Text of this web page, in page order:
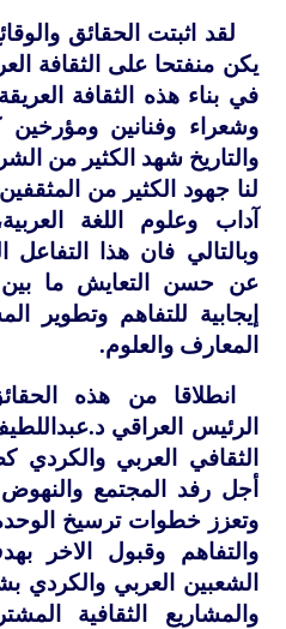
لقد اثبتت الحقائق
يكن منفتحا على الثقافة
في بناء هذه الثقافة
وشعراء وفنانين ومؤرخين
والتاريخ شهد الكثير من
لنا جهود الكثير من
آداب وعلوم اللغة
وبالتالي فان هذا التفاعل
عن حسن التعايش ما بين
إيجابية للتفاهم وتطوير
المعارف والعلوم.
انطلاقا من هذه
الرئيس العراقي
الثقافي العربي
أجل رفد المجتمع
وتعزز خطوات ترسيخ
والتفاهم وقبول الاخر
الشعبين العربي والكردي
والمشاريع الثقافية